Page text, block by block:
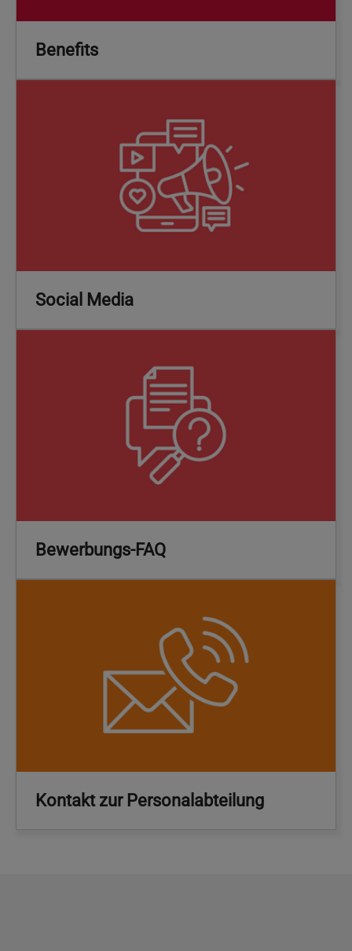
Benefits
Social Media
Bewerbungs-FAQ
Kontakt zur Personalabteilung